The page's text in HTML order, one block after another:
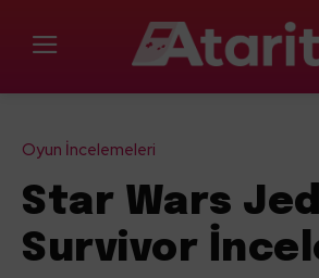
Oyun İncelemeleri
Star Wars
Survivor